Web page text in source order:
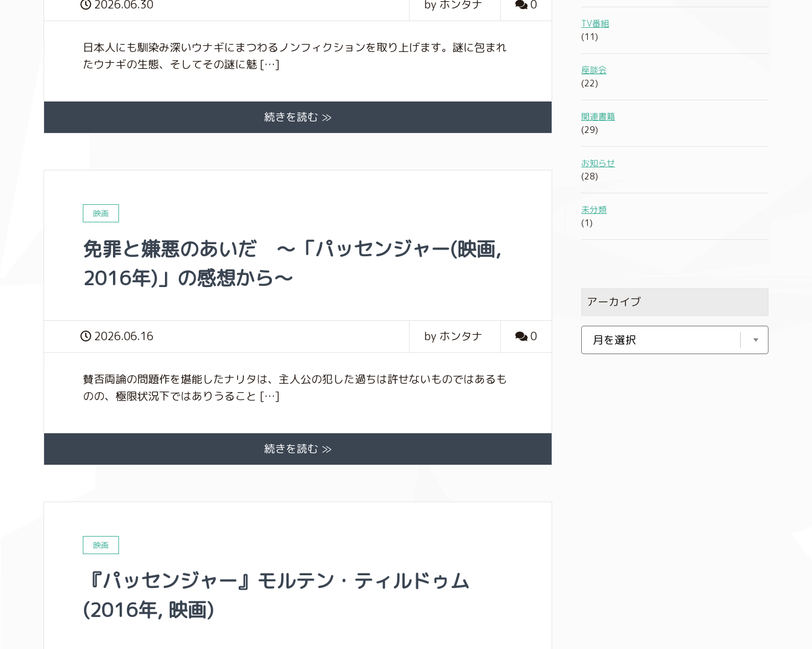
2026.06.30 by ホンタナ 0
日本人にも馴染み深いウナギにまつわるノンフィクションを取り上げます。謎に包まれ
たウナギの生態、そしてその謎に魅 […]
続きを読む ≫
映画
免罪と嫌悪のあいだ 〜「パッセンジャー(映画,
2016年)」の感想から〜
2026.06.16 by ホンタナ 0
賛否両論の問題作を堪能したナリタは、主人公の犯した過ちは許せないものではあるも
のの、極限状況下ではありうること […]
続きを読む ≫
映画
『パッセンジャー』モルテン・ティルドゥム
(2016年, 映画)
TV番組
(11)
座談会
(22)
関連書籍
(29)
お知らせ
(28)
未分類
(1)
アーカイブ